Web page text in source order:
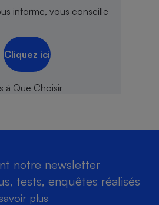
informe, vous conseille
Cliquez ici
notre newsletter
tests, enquêtes réalisés
plus